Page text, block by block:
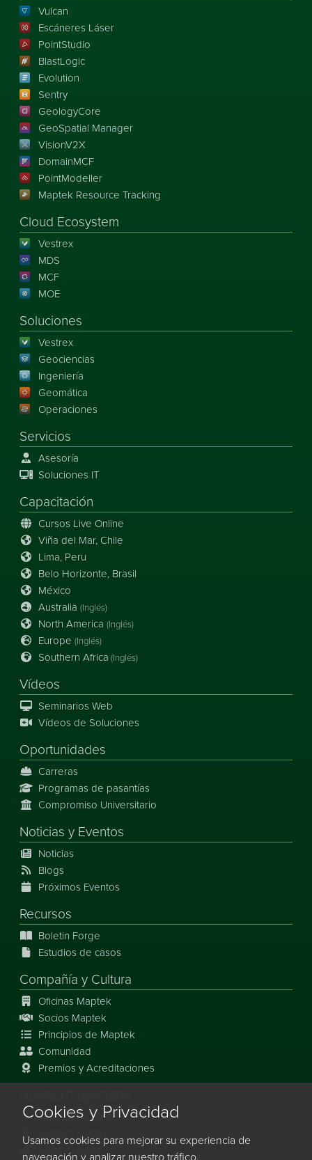
Vulcan
Escáneres Láser
PointStudio
BlastLogic
Evolution
Sentry
GeologyCore
GeoSpatial Manager
VisionV2X
DomainMCF
PointModeller
Maptek Resource Tracking
Cloud Ecosystem
Vestrex
MDS
MCF
MOE
Soluciones
Vestrex
Geociencias
Ingeniería
Geomática
Operaciones
Servicios
Asesoría
Soluciones IT
Capacitación
Cursos Live Online
Viña del Mar, Chile
Lima, Peru
Belo Horizonte, Brasil
México
Australia (Inglés)
North America (Inglés)
Europe (Inglés)
Southern Africa (Inglés)
Vídeos
Seminarios Web
Vídeos de Soluciones
Oportunidades
Carreras
Programas de pasantías
Compromiso Universitario
Noticias y Eventos
Noticias
Blogs
Próximos Eventos
Recursos
Boletin Forge
Estudios de casos
Compañía y Cultura
Oficinas Maptek
Socios Maptek
Principios de Maptek
Comunidad
Premios y Acreditaciones
Nuestra Historia
Nuestro Futuro
Colaboración
Cookies y Privacidad
Usamos cookies para mejorar su experiencia de